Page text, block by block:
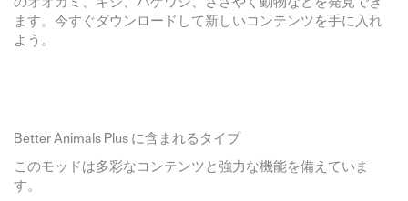
ます。今すぐダウンロードして新しいコンテンツを手に入れ
よう。
Better Animals Plus に含まれるタイプ
このモッドは多彩なコンテンツと強力な機能を備えていま
す。